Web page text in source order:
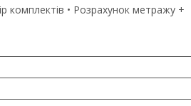
комплектів • Розрахунок метражу +